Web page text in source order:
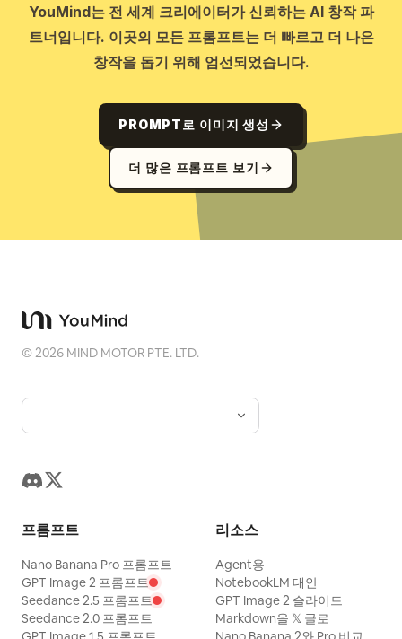
YouMind는 전 세계 크리에이터가 신뢰하는 AI 창작 파
트너입니다. 이곳의 모든 프롬프트는 더 빠르고 더 나은
창작을 돕기 위해 엄선되었습니다.
PROMPT로 이미지 생성
더 많은 프롬프트 보기
©2026 MIND MOTOR PTE. LTD.
프롬프트
Nano Banana Pro 프롬프트
GPT Image 2 프롬프트
Seedance 2.5 프롬프트
Seedance 2.0 프롬프트
리소스
Agent용
NotebookLM 대안
GPT Image 2 슬라이드
Markdown을 𝕏 글로